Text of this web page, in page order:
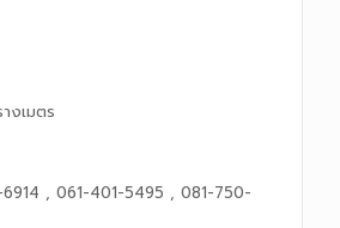
งเมตร
, 061-401-5495 , 081-750-